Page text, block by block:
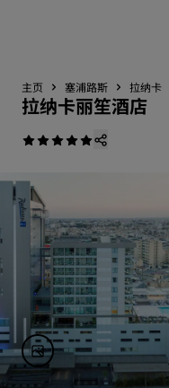
主页 塞浦路斯 拉纳卡
拉纳卡丽笙酒店